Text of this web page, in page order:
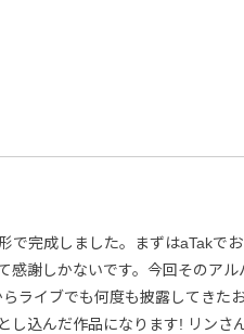
で完成しました。まずはaTakでお
感謝しかないです。今回そのアル
ライブでも何度も披露してきた
し込んだ作品になります! リンさ